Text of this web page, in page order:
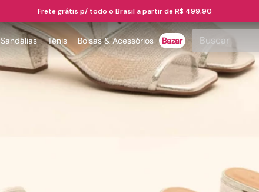
Frete grátis p/ todo o Brasil a partir de R$ 499,90
Sandálias Tênis Bolsas & Acessórios Bazar
Buscar
TERMOS MAIS BUSCADOS
1º
papete